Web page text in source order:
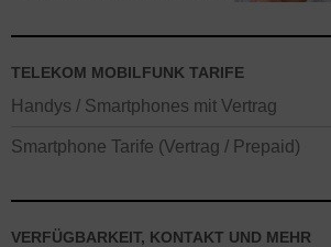
TELEKOM MOBILFUNK TARIFE
Handys / Smartphones mit Vertrag
Smartphone Tarife (Vertrag / Prepaid)
VERFÜGBARKEIT, KONTAKT UND MEHR